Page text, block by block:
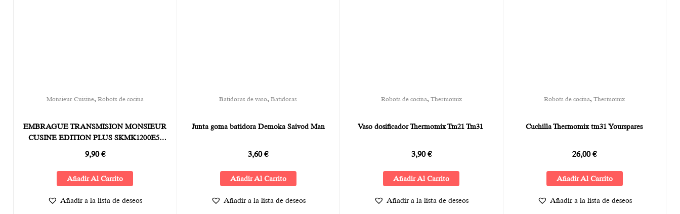
Monsieur Cuisine, Robots de cocina
EMBRAGUE TRANSMISION MONSIEUR
CUSINE EDITION PLUS SKMK1200E5-
1001
9,90€
Añadir Al Carrito
Añadir a la lista de deseos
Batidoras de vaso,Batidoras
Junta goma batidora Demoka Saivod Man
3,60€
Añadir Al Carrito
Añadir a la lista de deseos
Robots de cocina, Thermomix
Vaso dosificador Thermomix Tm21 Tm31
3,90€
Añadir Al Carrito
Añadir a la lista de deseos
Robots de cocina,Thermomix
Cuchilla Thermomix tm31 Yourspares
26,00€
Añadir Al Carrito
Añadir a la lista de deseos